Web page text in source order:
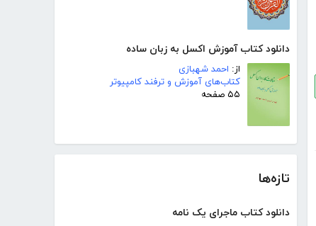
دانلود کتاب آموزش اکسل به زبان ساده
از: احمد شهبازی
کتاب‌های آموزش و ترفند کامپیوتر
۵۵ صفحه
تازه‌ها
دانلود کتاب ماجرای یک نامه